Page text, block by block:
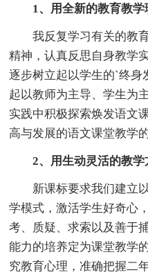
1、用全新的教育教学
我反复学习有关的教育
精神，认真反思自身教学
逐步树立起以学生的`终身
起以教师为主导、学生为
实践中积极探索焕发语文
高与发展的语文课堂教学
2、用生动灵活的教学
新课标要求我们建立以
学模式，激活学生好奇心
考、质疑、求索以及善于
能力的培养定为课堂教学
究教育心理，准确把握二